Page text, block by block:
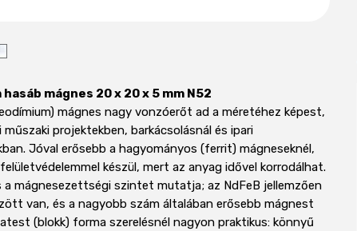
mágnes 20 x 20 x 5 mm N52
mágnes nagy vonzóerőt ad a méretéhez képest,
projektekben, barkácsolásnál és ipari
Jóval erősebb a hagyományos (ferrit) mágneseknél,
készül, mert az anyag idővel korrodálhat.
a mágnesezettségi szintet mutatja; az NdFeB jellemzően
van, és a nagyobb szám általában erősebb mágnest
(blokk) forma szerelésnél nagyon praktikus: könnyű